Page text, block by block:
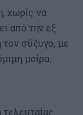
χωρίς να
από την εξ
τον σύζυγο, με
μοίρα.